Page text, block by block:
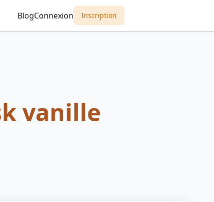
BlogConnexion Inscription
vanille